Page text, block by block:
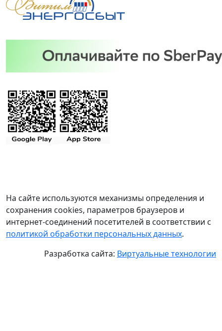
На сайте используются механизмы определения и
сохранения cookies, параметров браузеров и
интернет-соединений посетителей в соответствии с
политикой обработки персональных данных.
Разработка сайта: Виртуальные технологии